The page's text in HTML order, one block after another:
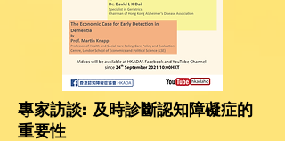
專家訪談: 及時診斷認知障礙症的
重要性